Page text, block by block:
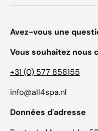
Avez-vous une
Vous souhaitez nous
+31 (0) 577 858155
info@all4spa.nl
Données d'adresse